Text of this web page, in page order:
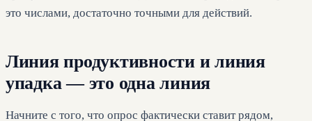
это числами, достаточно точными для действий.
Линия продуктивности и линия
упадка — это одна линия
Начните с того, что опрос фактически ставит рядом,